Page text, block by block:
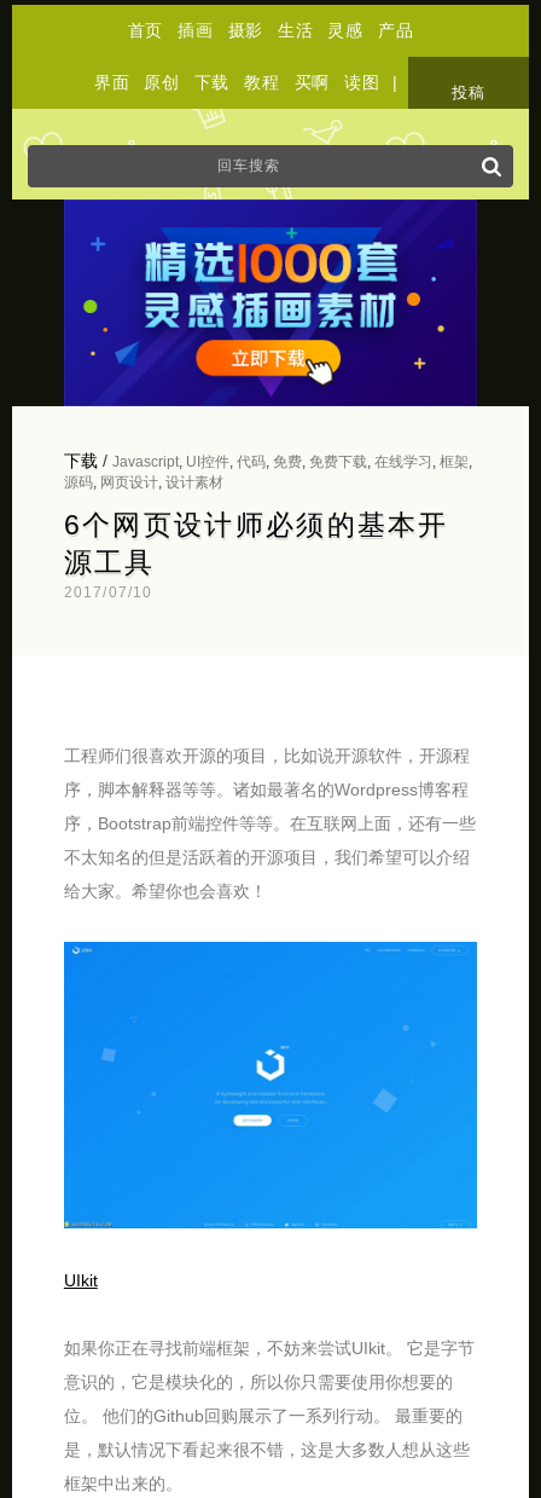
首页 插画 摄影 生活 灵感 产品
界面 原创 下载 教程 买啊 读图 |
投稿
下载 / Javascript, UI控件, 代码, 免费, 免费下载 在线学习 框架
源码, 网页设计, 设计素材
6个网页设计师必须的基本开
源工具
2017/07/10
工程师们很喜欢开源的项目，比如说开源软件，开源程
序，脚本解释器等等。诸如最著名的Wordpress博客程
序，Bootstrap前端控件等等。在互联网上面，还有一些
不太知名的但是活跃着的开源项目，我们希望可以介绍
给大家。希望你也会喜欢！
UIkit
如果你正在寻找前端框架，不妨来尝试UIkit。 它是字节
意识的，它是模块化的，所以你只需要使用你想要的
位。 他们的Github回购展示了一系列行动。 最重要的
是，默认情况下看起来很不错，这是大多数人想从这些
框架中出来的。